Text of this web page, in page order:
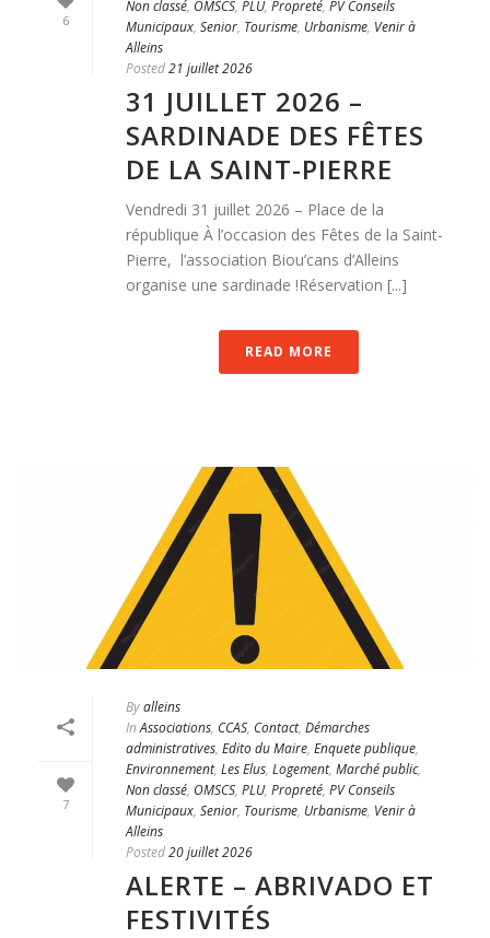
6
Non classé, OMSCS, PLU, Propreté, PV Conseils
Municipaux, Senior, Tourisme, Urbanisme, Venir à
Alleins
Posted21 juillet 2026
31 JUILLET 2026 –
SARDINADE DES FÊTES
DE LA SAINT-PIERRE
Vendredi 31 juillet 2026 – Place de la
république À l’occasion des Fêtes de la Saint-
Pierre, l’association Biou’cans d’Alleins
organise une sardinade !Réservation [...]
READ MORE
7
Byalleins
In Associations, CCAS, Contact, Démarches
administratives, Edito du Maire, Enquete publique,
Environnement, Les Elus, Logement, Marché public,
Non classé, OMSCS, PLU, Propreté, PV Conseils
Municipaux, Senior, Tourisme, Urbanisme, Venir à
Alleins
Posted20 juillet 2026
ALERTE – ABRIVADO ET
FESTIVITÉS